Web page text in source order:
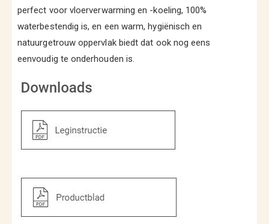
perfect voor vloerverwarming en -koeling, 100%
waterbestendig is, en een warm, hygiënisch en
natuurgetrouw oppervlak biedt dat ook nog eens
eenvoudig te onderhouden is.